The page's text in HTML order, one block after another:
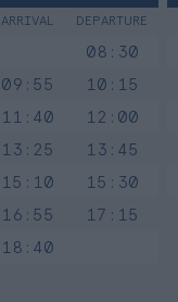
ARRIVAL DEPARTURE
08:30
09:55
10:15
11:40
12:00
13:25
13:45
15:10
15:30
16:55
17:15
18:40